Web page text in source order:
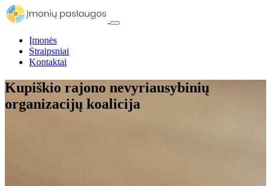
Įmonės
Straipsniai
Kontaktai
Kupiškio rajono nevyriausybinių
organizacijų koalicija